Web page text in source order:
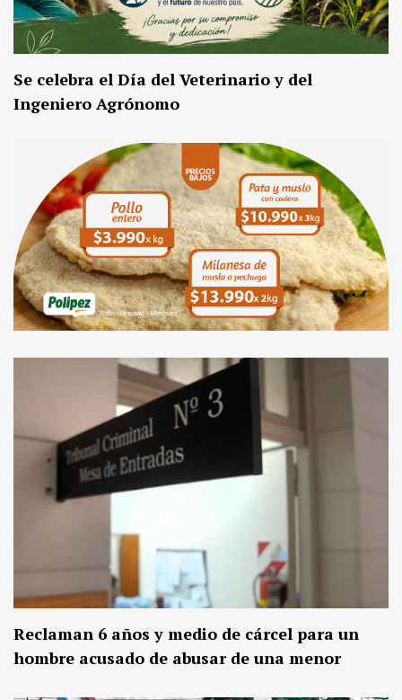
Se celebra el Día del Veterinario y del
Ingeniero Agrónomo
Reclaman 6 años y medio de cárcel para un
hombre acusado de abusar de una menor